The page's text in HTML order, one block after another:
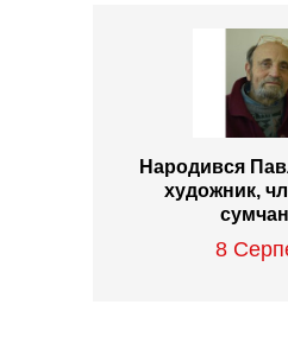
Народився
художник,
8